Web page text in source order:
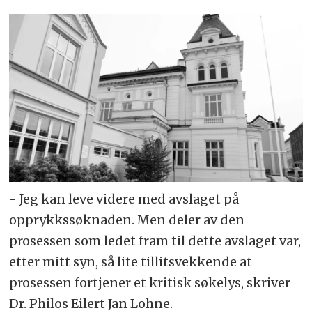
- Jeg kan leve videre med avslaget på
opprykkssøknaden. Men deler av den
prosessen som ledet fram til dette avslaget var,
etter mitt syn, så lite tillitsvekkende at
prosessen fortjener et kritisk søkelys, skriver
Dr. Philos Eilert Jan Lohne.